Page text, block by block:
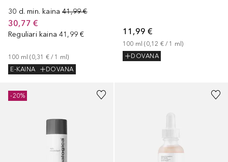
30 d. min. kaina 41,99 €
30,77 €
Reguliari kaina 41,99 €
100 ml (0,31 € / 1 ml)
E-KAINA
DOVANA
11,99 €
100 ml (0,12 € / 1 ml)
DOVANA
-20%